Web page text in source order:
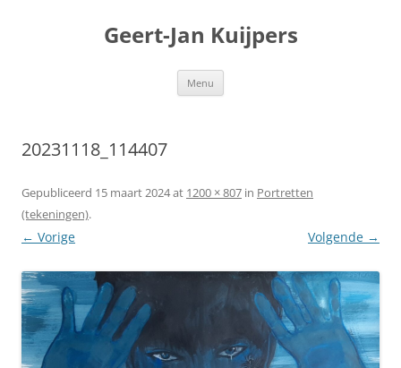
Geert-Jan Kuijpers
Menu
20231118_114407
Gepubliceerd 15 maart 2024at 1200 × 807 in Portretten
(tekeningen).
← Vorige Volgende →